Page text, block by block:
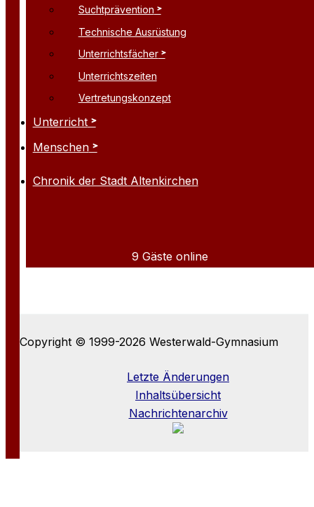
Suchtprävention
Technische Ausrüstung
Unterrichtsfächer
Unterrichtszeiten
Vertretungskonzept
Unterricht
Menschen
Chronik der Stadt Altenkirchen
9 Gäste online
Copyright © 1999-2026 Westerwald-Gymnasium
Letzte Änderungen
Inhaltsübersicht
Nachrichtenarchiv